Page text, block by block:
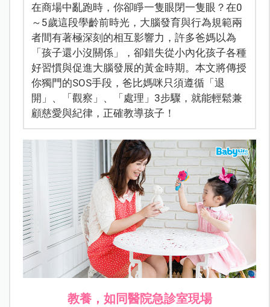
在商場中亂跑時，你卻睜一隻眼閉一隻眼？在0
～5歲這段學齡前時光，大腦發育與行為規範兩
者間有著極深刻的相互影響力，許多爸媽以為
「孩子還小沒關係」，卻錯失從小內化孩子各種
好習慣與促進大腦發展的黃金時期。本文將傳授
你獨門的SOS手段，爸比媽咪只須遵循「退
開」、「觀察」、「處理」3步驟，就能輕鬆兼
顧慈愛與紀律，正確教導孩子！
教養，如同醫院急診室現場